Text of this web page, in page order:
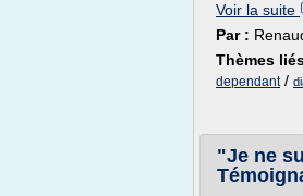
Voir la suite
Par :
Thèmes
dependant/
"Je ne